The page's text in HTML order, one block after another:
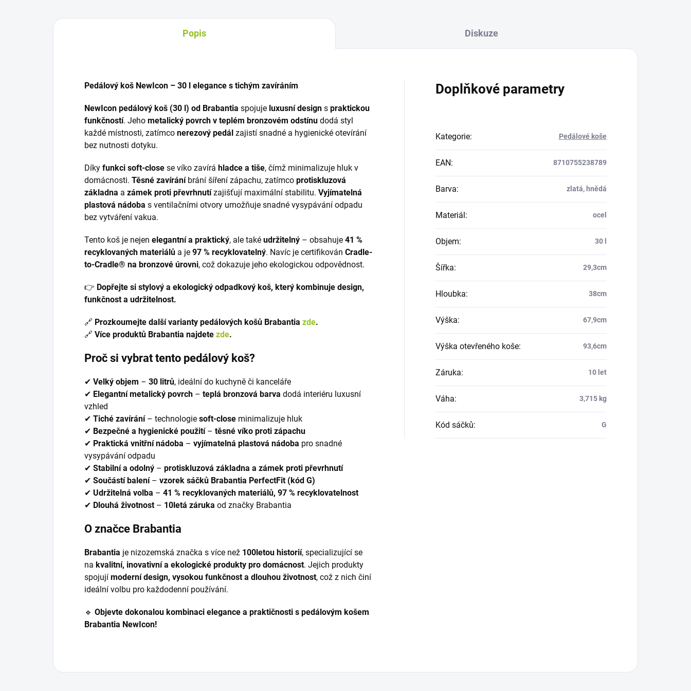
Popis Diskuze
Pedálový koš NewIcon – 30 l elegance s tichým zavíráním
NewIcon pedálový koš (30 l) od Brabantia spojuje luxusní design s praktickou
funkčností. Jeho metalický povrch v teplém bronzovém odstínu dodá styl
každé místnosti, zatímco nerezový pedál zajistí snadné a hygienické otevírání
bez nutnosti dotyku.
Díky funkci soft-close se víko zavírá hladce a tiše, čímž minimalizuje hluk v
domácnosti. Těsné zavíráníbrání šíření zápachu, zatímco protiskluzová
základna a zámek proti převrhnutízajišťují maximální stabilitu. Vyjímatelná
plastová nádoba s ventilačními otvory umožňuje snadné vysypávání odpadu
bez vytváření vakua.
Tento koš je nejen elegantní a praktický, ale také udržitelný – obsahuje 41 %
recyklovaných materiálů a je 97 % recyklovatelný. Navíc je certifikován Cradle-
to-Cradle® na bronzové úrovni, což dokazuje jeho ekologickou odpovědnost.
👉 Dopřejte si stylový a ekologický odpadkový koš, který kombinuje design,
funkčnost a udržitelnost.
🔗 Prozkoumejte další varianty pedálových košů Brabantia zde.
🔗 Více produktů Brabantia najdete zde.
Proč si vybrat tento pedálový koš?
✔ Velký objem – 30 litrů, ideální do kuchyně či kanceláře
✔ Elegantní metalický povrch – teplá bronzová barva dodá interiéru luxusní
vzhled
✔ Tiché zavírání– technologie soft-close minimalizuje hluk
✔ Bezpečné a hygienické použití– těsné víko proti zápachu
✔ Praktická vnitřní nádoba – vyjímatelná plastová nádoba pro snadné
vysypávání odpadu
✔ Stabilní a odolný – protiskluzová základna a zámek proti převrhnutí
✔ Součástí balení– vzorek sáčků Brabantia PerfectFit (kód G)
✔ Udržitelná volba – 41 % recyklovaných materiálů, 97 % recyklovatelnost
✔ Dlouhá životnost– 10letá záruka od značky Brabantia
O značce Brabantia
Brabantia je nizozemská značka s více než 100letou historií, specializující se
na kvalitní, inovativní a ekologické produkty pro domácnost. Jejich produkty
spojují moderní design, vysokou funkčnost a dlouhou životnost, což z nich činí
ideální volbu pro každodenní používání.
🔹 Objevte dokonalou kombinaci elegance a praktičnosti s pedálovým košem
Brabantia NewIcon!
Doplňkové parametry
Kategorie: Pedálové koše
EAN: 8710755238789
Barva: zlatá, hnědá
Materiál : ocel
Objem: 30 l
Šířka: 29,3cm
Hloubka: 38cm
Výška: 67,9cm
Výška otevřeného koše: 93,6cm
Záruka: 10 let
Váha: 3,715 kg
Kód sáčků: G